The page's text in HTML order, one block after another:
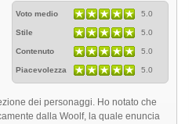
Voto medio 5.0
Stile 5.0
Contenuto 5.0
Piacevolezza 5.0
dei personaggi. Ho notato che
dalla Woolf, la quale enuncia